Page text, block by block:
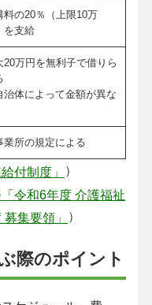
料の20％（上限10万
を支給
20万円を無利子で借りら
体によって金額が異な
業所の規定による
付制度」
）
令和6年度 介護福祉
集要領」
）
際のポイント